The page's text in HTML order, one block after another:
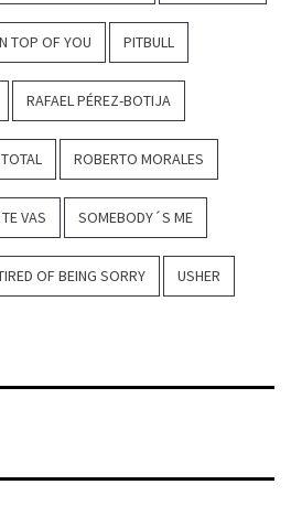
TOP OF YOU PITBULL
RAFAEL PÉREZ-BOTIJA
ROBERTO MORALES
VAS SOMEBODY´S ME
OF BEING SORRY USHER